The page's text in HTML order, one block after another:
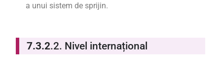
a unui sistem de sprijin.
7.3.2.2. Nivel internațional